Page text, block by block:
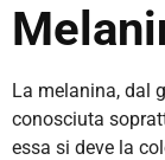
La melanina, dal
conosciuta
essa si deve la